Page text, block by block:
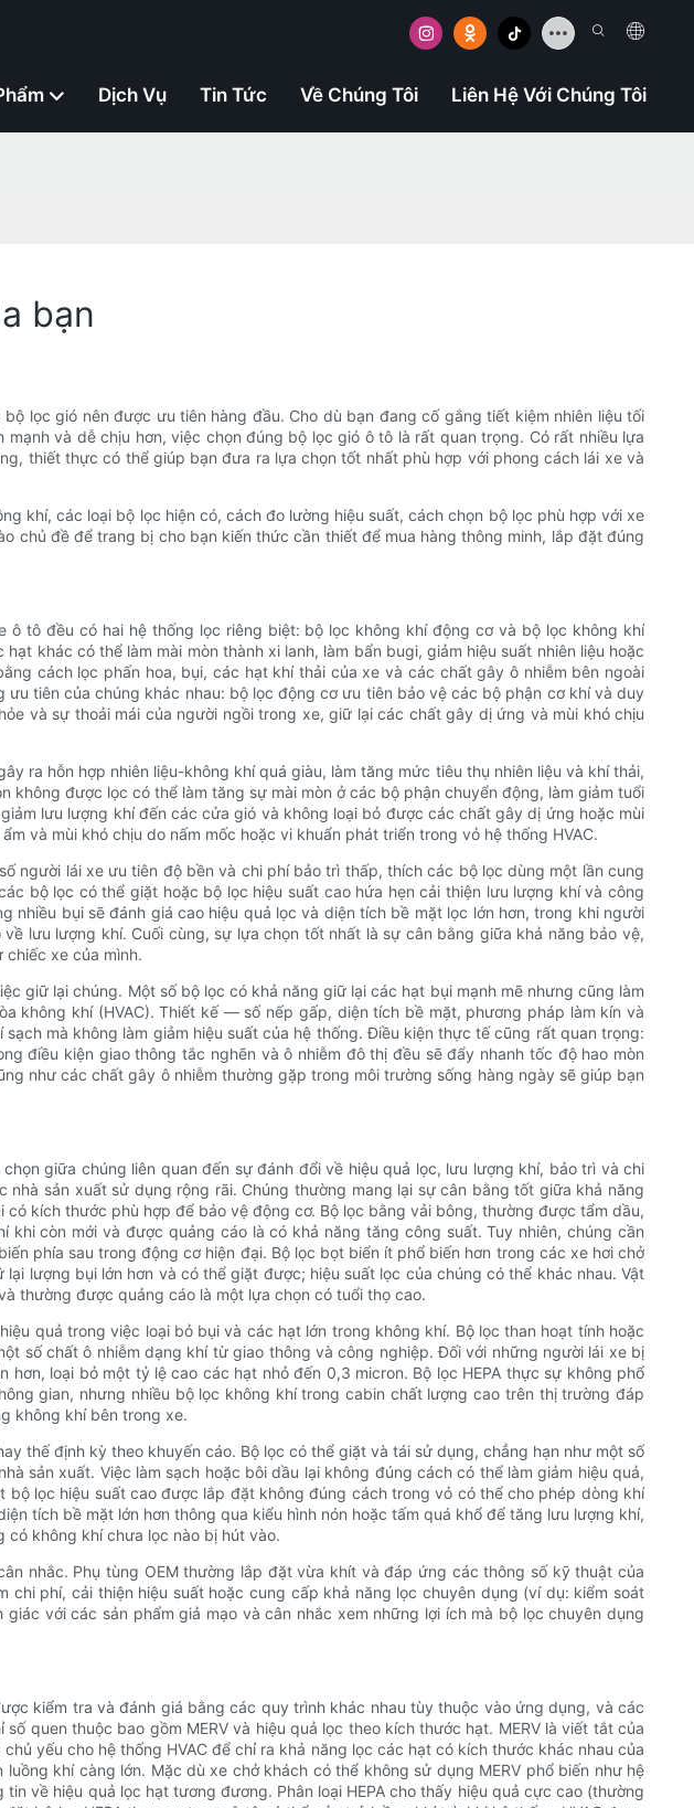
Dịch Vụ Tin Tức Về Chúng Tôi Liên Hệ Với Chúng Tôi
bạn
lọc gió nên được ưu tiên hàng đầu. Cho dù bạn đang cố gắng tiết kiệm nhiên liệu tối
và dễ chịu hơn, việc chọn đúng bộ lọc gió ô tô là rất quan trọng. Có rất nhiều lựa
thiết thực có thể giúp bạn đưa ra lựa chọn tốt nhất phù hợp với phong cách lái xe và
khí, các loại bộ lọc hiện có, cách đo lường hiệu suất, cách chọn bộ lọc phù hợp với xe
chủ đề để trang bị cho bạn kiến ​​thức cần thiết để mua hàng thông minh, lắp đặt đúng
tô đều có hai hệ thống lọc riêng biệt: bộ lọc không khí động cơ và bộ lọc không khí
khác có thể làm mài mòn thành xi lanh, làm bẩn bugi, giảm hiệu suất nhiên liệu hoặc
cách lọc phấn hoa, bụi, các hạt khí thải của xe và các chất gây ô nhiễm bên ngoài
tiên của chúng khác nhau: bộ lọc động cơ ưu tiên bảo vệ các bộ phận cơ khí và duy
và sự thoải mái của người ngồi trong xe, giữ lại các chất gây dị ứng và mùi khó chịu
ra hỗn hợp nhiên liệu-không khí quá giàu, làm tăng mức tiêu thụ nhiên liệu và khí thải,
được lọc có thể làm tăng sự mài mòn ở các bộ phận chuyển động, làm giảm tuổi
lưu lượng khí đến các cửa gió và không loại bỏ được các chất gây dị ứng hoặc mùi
và mùi khó chịu do nấm mốc hoặc vi khuẩn phát triển trong vỏ hệ thống HVAC.
người lái xe ưu tiên độ bền và chi phí bảo trì thấp, thích các bộ lọc dùng một lần cung
bộ lọc có thể giặt hoặc bộ lọc hiệu suất cao hứa hẹn cải thiện lưu lượng khí và công
bụi sẽ đánh giá cao hiệu quả lọc và diện tích bề mặt lọc lớn hơn, trong khi người
lưu lượng khí. Cuối cùng, sự lựa chọn tốt nhất là sự cân bằng giữa khả năng bảo vệ,
xe của mình.
giữ lại chúng. Một số bộ lọc có khả năng giữ lại các hạt bụi mạnh mẽ nhưng cũng làm
không khí (HVAC). Thiết kế — số nếp gấp, diện tích bề mặt, phương pháp làm kín và
mà không làm giảm hiệu suất của hệ thống. Điều kiện thực tế cũng rất quan trọng:
điều kiện giao thông tắc nghẽn và ô nhiễm đô thị đều sẽ đẩy nhanh tốc độ hao mòn
như các chất gây ô nhiễm thường gặp trong môi trường sống hàng ngày sẽ giúp bạn
giữa chúng liên quan đến sự đánh đổi về hiệu quả lọc, lưu lượng khí, bảo trì và chi
sản xuất sử dụng rộng rãi. Chúng thường mang lại sự cân bằng tốt giữa khả năng
kích thước phù hợp để bảo vệ động cơ. Bộ lọc bằng vải bông, thường được tẩm dầu,
còn mới và được quảng cáo là có khả năng tăng công suất. Tuy nhiên, chúng cần
phía sau trong động cơ hiện đại. Bộ lọc bọt biển ít phổ biến hơn trong các xe hơi chở
lượng bụi lớn hơn và có thể giặt được; hiệu suất lọc của chúng có thể khác nhau. Vật
thường được quảng cáo là một lựa chọn có tuổi thọ cao.
quả trong việc loại bỏ bụi và các hạt lớn trong không khí. Bộ lọc than hoạt tính hoặc
số chất ô nhiễm dạng khí từ giao thông và công nghiệp. Đối với những người lái xe bị
loại bỏ một tỷ lệ cao các hạt nhỏ đến 0,3 micron. Bộ lọc HEPA thực sự không phổ
gian, nhưng nhiều bộ lọc không khí trong cabin chất lượng cao trên thị trường đáp
không khí bên trong xe.
thế định kỳ theo khuyến cáo. Bộ lọc có thể giặt và tái sử dụng, chẳng hạn như một số
sản xuất. Việc làm sạch hoặc bôi dầu lại không đúng cách có thể làm giảm hiệu quả,
lọc hiệu suất cao được lắp đặt không đúng cách trong vỏ có thể cho phép dòng khí
tích bề mặt lớn hơn thông qua kiểu hình nón hoặc tấm quá khổ để tăng lưu lượng khí,
không khí chưa lọc nào bị hút vào.
nhắc. Phụ tùng OEM thường lắp đặt vừa khít và đáp ứng các thông số kỹ thuật của
phí, cải thiện hiệu suất hoặc cung cấp khả năng lọc chuyên dụng (ví dụ: kiểm soát
với các sản phẩm giả mạo và cân nhắc xem những lợi ích mà bộ lọc chuyên dụng
kiểm tra và đánh giá bằng các quy trình khác nhau tùy thuộc vào ứng dụng, và các
quen thuộc bao gồm MERV và hiệu quả lọc theo kích thước hạt. MERV là viết tắt của
yếu cho hệ thống HVAC để chỉ ra khả năng lọc các hạt có kích thước khác nhau của
khí càng lớn. Mặc dù xe chở khách có thể không sử dụng MERV phổ biến như hệ
về hiệu quả lọc hạt tương đương. Phân loại HEPA cho thấy hiệu quả cực cao (thường